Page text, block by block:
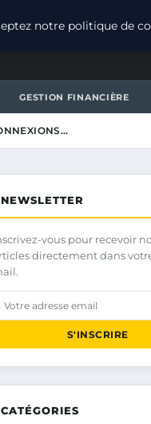
GESTION FINANCIÈRE
NEWSLETTER
vous pour recevoir
directement dans
S'INSCRIRE
CATÉGORIES
notre politique de